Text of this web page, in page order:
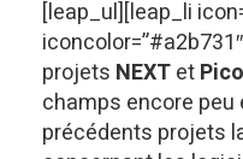
[leap_ul][leap_li
projets NEXTet
champs encore
précédents projets